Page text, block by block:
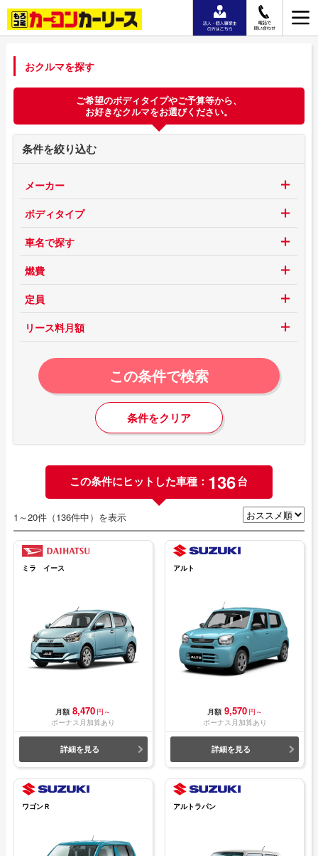
おクルマを探す
ご希望のボディタイプやご予算等から、
お好きなクルマをお選びください。
条件を絞り込む
メーカー
ボディタイプ
車名で探す
燃費
定員
リース料月額
この条件で検索
条件をクリア
この条件にヒットした車種： 136台
1～20件（136件中）を表示
ミラ イース
月額 8,470 円～
ボーナス月加算あり
詳細を見る
アルト
月額 9,570 円～
ボーナス月加算あり
詳細を見る
ワゴンＲ アルトラパン